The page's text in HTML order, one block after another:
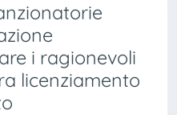
i ragionevoli
licenziamento